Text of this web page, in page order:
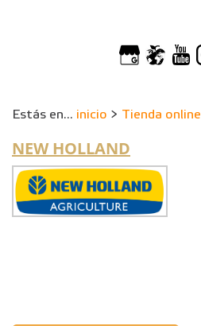
Estás en... inicio > Tienda online
NEW HOLLAND